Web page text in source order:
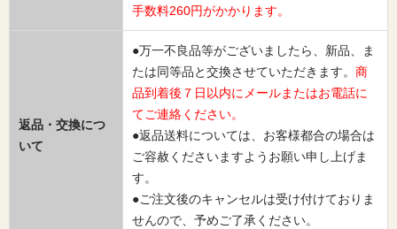
手数料260円がかかります。
返品・交換につ
いて
●万一不良品等がございましたら、新品、ま
たは同等品と交換させていただきます。 商
品到着後７日以内にメールまたはお電話に
てご連絡ください。
●返品送料については、お客様都合の場合は
ご容赦くださいますようお願い申し上げま
す。
●ご注文後のキャンセルは受け付けておりま
せんので、予めご了承ください。